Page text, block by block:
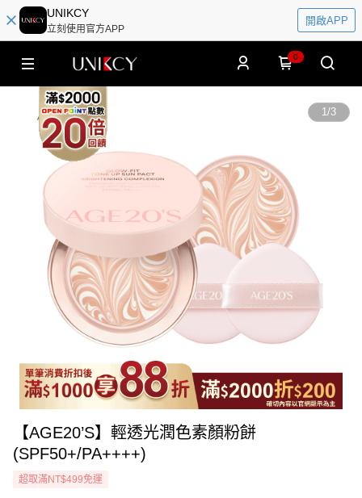
UNIKCY
立刻使用官方APP
開啟APP
0
1/3
【AGE20’S】輕透光潤色素顏粉餅
(SPF50+/PA++++)
超取滿NT$499免運